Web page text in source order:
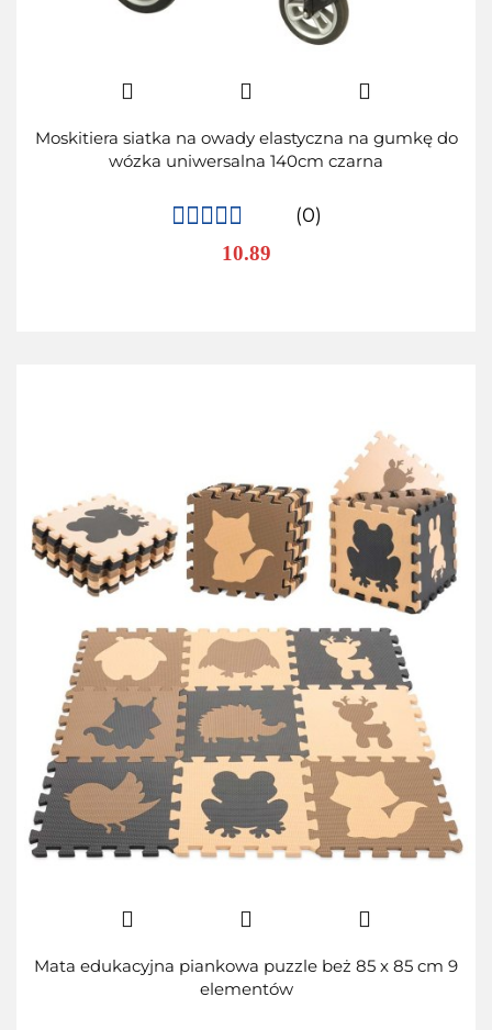
Moskitiera siatka na owady elastyczna na gumkę do
wózka uniwersalna 140cm czarna
(0)
10.89
Mata edukacyjna piankowa puzzle beż 85 x 85 cm 9
elementów